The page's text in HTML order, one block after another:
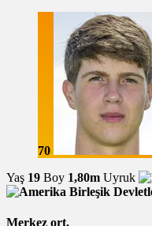
70
Yaş 19 Boy 1,80m Uyruk
Merkez ort.